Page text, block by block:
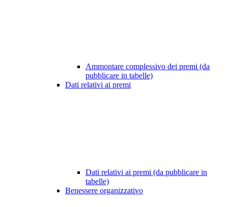
Ammontare complessivo dei premi (da
pubblicare in tabelle)
Dati relativi ai premi
Dati relativi ai premi (da pubblicare in
tabelle)
Benessere organizzativo